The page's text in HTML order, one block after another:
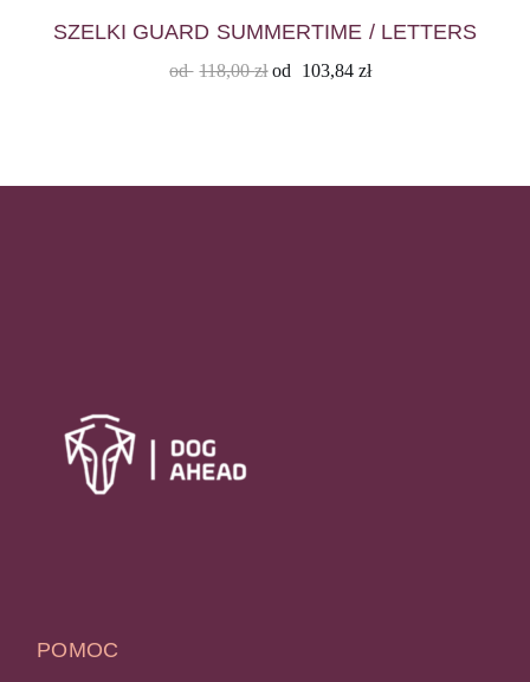
SZELKI GUARD SUMMERTIME / LETTERS
od 118,00zł od 103,84zł
POMOC